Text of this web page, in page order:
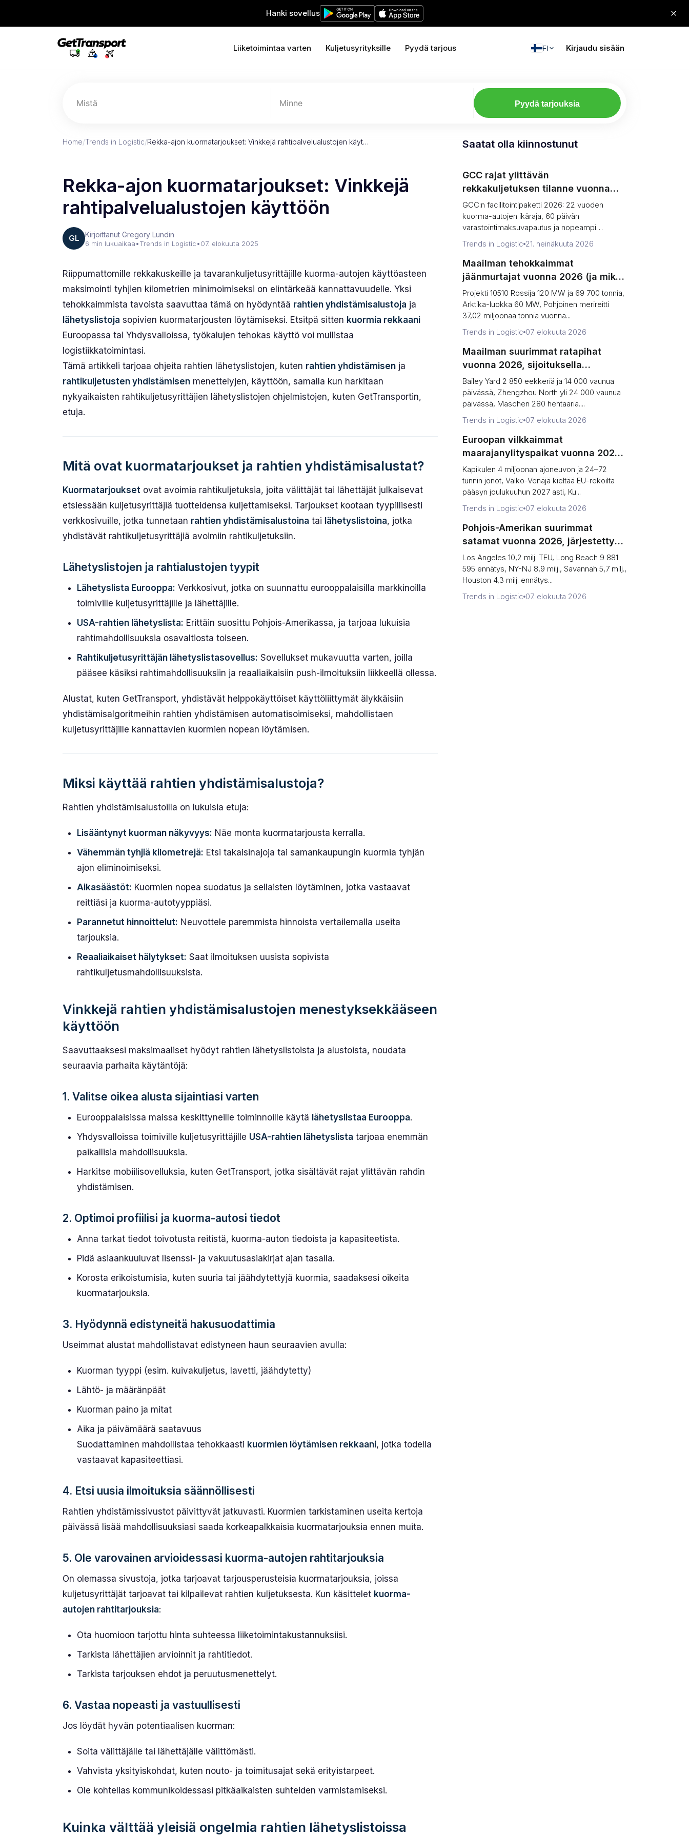
Hanki sovellus
Liiketoimintaa varten Kuljetusyrityksille Pyydä tarjous FI Kirjaudu sisään
Mistä Minne Pyydä tarjouksia
Home/Trends in Logistic/Rekka-ajon kuormatarjoukset: Vinkkejä rahtipalvelualustojen käyt…
Rekka-ajon kuormatarjoukset: Vinkkejä
rahtipalvelualustojen käyttöön
GL Kirjoittanut Gregory Lundin
6 min lukuaikaa•Trends in Logistic•07. elokuuta 2025
Riippumattomille rekkakuskeille ja tavarankuljetusyrittäjille kuorma-autojen käyttöasteen
maksimointi tyhjien kilometrien minimoimiseksi on elintärkeää kannattavuudelle. Yksi
tehokkaimmista tavoista saavuttaa tämä on hyödyntää rahtien yhdistämisalustoja ja
lähetyslistoja sopivien kuormatarjousten löytämiseksi. Etsitpä sitten kuormia rekkaani
Euroopassa tai Yhdysvalloissa, työkalujen tehokas käyttö voi mullistaa
logistiikkatoimintasi.
Tämä artikkeli tarjoaa ohjeita rahtien lähetyslistojen, kuten rahtien yhdistämisen ja
rahtikuljetusten yhdistämisen menettelyjen, käyttöön, samalla kun harkitaan
nykyaikaisten rahtikuljetusyrittäjien lähetyslistojen ohjelmistojen, kuten GetTransportin,
etuja.
Mitä ovat kuormatarjoukset ja rahtien yhdistämisalustat?
Kuormatarjoukset ovat avoimia rahtikuljetuksia, joita välittäjät tai lähettäjät julkaisevat
etsiessään kuljetusyrittäjiä tuotteidensa kuljettamiseksi. Tarjoukset kootaan tyypillisesti
verkkosivuille, jotka tunnetaan rahtien yhdistämisalustoina tai lähetyslistoina, jotka
yhdistävät rahtikuljetusyrittäjiä avoimiin rahtikuljetuksiin.
Lähetyslistojen ja rahtialustojen tyypit
Lähetyslista Eurooppa: Verkkosivut, jotka on suunnattu eurooppalaisilla markkinoilla
toimiville kuljetusyrittäjille ja lähettäjille.
USA-rahtien lähetyslista: Erittäin suosittu Pohjois-Amerikassa, ja tarjoaa lukuisia
rahtimahdollisuuksia osavaltiosta toiseen.
Rahtikuljetusyrittäjän lähetyslistasovellus: Sovellukset mukavuutta varten, joilla
pääsee käsiksi rahtimahdollisuuksiin ja reaaliaikaisiin push-ilmoituksiin liikkeellä ollessa.
Alustat, kuten GetTransport, yhdistävät helppokäyttöiset käyttöliittymät älykkäisiin
yhdistämisalgoritmeihin rahtien yhdistämisen automatisoimiseksi, mahdollistaen
kuljetusyrittäjille kannattavien kuormien nopean löytämisen.
Miksi käyttää rahtien yhdistämisalustoja?
Rahtien yhdistämisalustoilla on lukuisia etuja:
Lisääntynyt kuorman näkyvyys: Näe monta kuormatarjousta kerralla.
Vähemmän tyhjiä kilometrejä: Etsi takaisinajoja tai samankaupungin kuormia tyhjän
ajon eliminoimiseksi.
Aikasäästöt: Kuormien nopea suodatus ja sellaisten löytäminen, jotka vastaavat
reittiäsi ja kuorma-autotyyppiäsi.
Parannetut hinnoittelut: Neuvottele paremmista hinnoista vertailemalla useita
tarjouksia.
Reaaliaikaiset hälytykset: Saat ilmoituksen uusista sopivista
rahtikuljetusmahdollisuuksista.
Vinkkejä rahtien yhdistämisalustojen menestyksekkääseen
käyttöön
Saavuttaaksesi maksimaaliset hyödyt rahtien lähetyslistoista ja alustoista, noudata
seuraavia parhaita käytäntöjä:
1. Valitse oikea alusta sijaintiasi varten
Eurooppalaisissa maissa keskittyneille toiminnoille käytä lähetyslistaa Eurooppa.
Yhdysvalloissa toimiville kuljetusyrittäjille USA-rahtien lähetyslista tarjoaa enemmän
paikallisia mahdollisuuksia.
Harkitse mobiilisovelluksia, kuten GetTransport, jotka sisältävät rajat ylittävän rahdin
yhdistämisen.
2. Optimoi profiilisi ja kuorma-autosi tiedot
Anna tarkat tiedot toivotusta reitistä, kuorma-auton tiedoista ja kapasiteetista.
Pidä asiaankuuluvat lisenssi- ja vakuutusasiakirjat ajan tasalla.
Korosta erikoistumisia, kuten suuria tai jäähdytettyjä kuormia, saadaksesi oikeita
kuormatarjouksia.
3. Hyödynnä edistyneitä hakusuodattimia
Useimmat alustat mahdollistavat edistyneen haun seuraavien avulla:
Kuorman tyyppi (esim. kuivakuljetus, lavetti, jäähdytetty)
Lähtö- ja määränpäät
Kuorman paino ja mitat
Aika ja päivämäärä saatavuus
Suodattaminen mahdollistaa tehokkaasti kuormien löytämisen rekkaani, jotka todella
vastaavat kapasiteettiasi.
4. Etsi uusia ilmoituksia säännöllisesti
Rahtien yhdistämissivustot päivittyvät jatkuvasti. Kuormien tarkistaminen useita kertoja
päivässä lisää mahdollisuuksiasi saada korkeapalkkaisia kuormatarjouksia ennen muita.
5. Ole varovainen arvioidessasi kuorma-autojen rahtitarjouksia
On olemassa sivustoja, jotka tarjoavat tarjousperusteisia kuormatarjouksia, joissa
kuljetusyrittäjät tarjoavat tai kilpailevat rahtien kuljetuksesta. Kun käsittelet kuorma-
autojen rahtitarjouksia:
Ota huomioon tarjottu hinta suhteessa liiketoimintakustannuksiisi.
Tarkista lähettäjien arvioinnit ja rahtitiedot.
Tarkista tarjouksen ehdot ja peruutusmenettelyt.
6. Vastaa nopeasti ja vastuullisesti
Jos löydät hyvän potentiaalisen kuorman:
Soita välittäjälle tai lähettäjälle välittömästi.
Vahvista yksityiskohdat, kuten nouto- ja toimitusajat sekä erityistarpeet.
Ole kohtelias kommunikoidessasi pitkäaikaisten suhteiden varmistamiseksi.
Kuinka välttää yleisiä ongelmia rahtien lähetyslistoissa
Saatat olla kiinnostunut
GCC rajat ylittävän
rekkakuljetuksen tilanne vuonna
2026: Persianlahden
helpotuspaketin esittely
GCC:n facilitointipaketti 2026: 22 vuoden
kuorma-autojen ikäraja, 60 päivän
varastointimaksuvapautus ja nopeampi
kauttak...
Trends in Logistic 21. heinäkuuta 2026
Maailman tehokkaimmat
jäänmurtajat vuonna 2026 (ja miksi
arktinen rahti laskee silti)
Projekti 10510 Rossija 120 MW ja 69 700 tonnia,
Arktika-luokka 60 MW, Pohjoinen merireitti
37,02 miljoonaa tonnia vuonna...
Trends in Logistic 07. elokuuta 2026
Maailman suurimmat ratapihat
vuonna 2026, sijoituksella
(hehtaarit vs junayksiköt päivässä)
Bailey Yard 2 850 eekkeriä ja 14 000 vaunua
päivässä, Zhengzhou North yli 24 000 vaunua
päivässä, Maschen 280 hehtaaria....
Trends in Logistic 07. elokuuta 2026
Euroopan vilkkaimmat
maarajanylityspaikat vuonna 2026
(Ja miksi itäreuna supistui yhdeksi
portiksi)
Kapikulen 4 miljoonan ajoneuvon ja 24–72
tunnin jonot, Valko-Venäjä kieltää EU-rekoilta
pääsyn joulukuuhun 2027 asti, Ku...
Trends in Logistic 07. elokuuta 2026
Pohjois-Amerikan suurimmat
satamat vuonna 2026, järjestettynä
(Miksi kaksi kärkisijaa ovat
todellisuudessa yksi satama)
Los Angeles 10,2 milj. TEU, Long Beach 9 881
595 ennätys, NY-NJ 8,9 milj., Savannah 5,7 milj.,
Houston 4,3 milj. ennätys...
Trends in Logistic 07. elokuuta 2026